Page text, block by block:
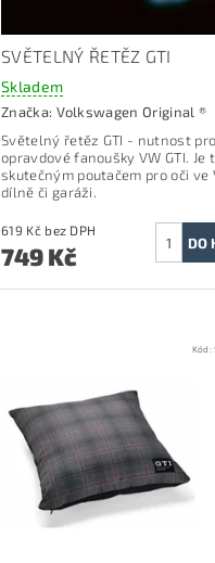
SVĚTELNÝ ŘETĚZ GTI
Skladem
Značka: Volkswagen Original ®
Světelný řetěz GTI - nutnost pro
opravdové fanoušky VW GTI. Je
skutečným poutačem pro oči ve
dílně či garáži.
619 Kč bez DPH
749 Kč
Kód: